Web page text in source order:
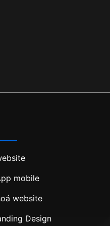
mobile
website
Design